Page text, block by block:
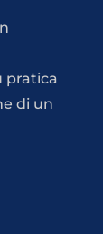
pratica
di un